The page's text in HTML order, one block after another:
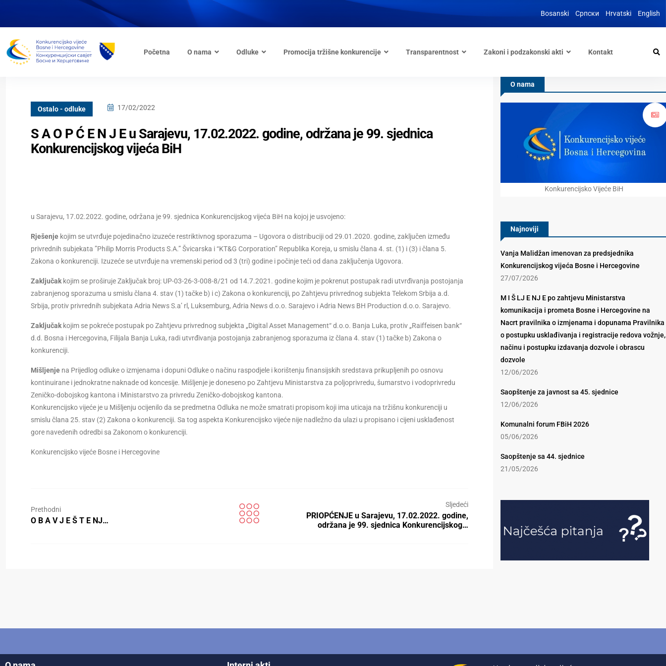
Bosanski Српски Hrvatski English
Početna O nama Odluke Promocija tržišne konkurencije Transparentnost Zakoni i podzakonski akti Kontakt
Ostalo - odluke 17/02/2022
S A O P Ć E N J E u Sarajevu, 17.02.2022. godine, održana je 99. sjednica
Konkurencijskog vijeća BiH
u Sarajevu, 17.02.2022. godine, održana je 99. sjednica Konkurencijskog vijeća BiH na kojoj je usvojeno:
Rješenje kojim se utvrđuje pojedinačno izuzeće restriktivnog sporazuma – Ugovora o distribuciji od 29.01.2020. godine, zaključen između
privrednih subjekata ”Philip Morris Products S.A.” Švicarska i “KT&G Corporation” Republika Koreja, u smislu člana 4. st. (1) i (3) i člana 5.
Zakona o konkurenciji. Izuzeće se utvrđuje na vremenski period od 3 (tri) godine i počinje teći od dana zaključenja Ugovora.
Zaključak kojim se proširuje Zaključak broj: UP-03-26-3-008-8/21 od 14.7.2021. godine kojim je pokrenut postupak radi utvrđivanja postojanja
zabranjenog sporazuma u smislu člana 4. stav (1) tačke b) i c) Zakona o konkurenciji, po Zahtjevu privrednog subjekta Telekom Srbija a.d.
Srbija, protiv privrednih subjekata Adria News S.a’ rl, Luksemburg, Adria News d.o.o. Sarajevo i Adria News BH Production d.o.o. Sarajevo.
Zaključak kojim se pokreće postupak po Zahtjevu privrednog subjekta „Digital Asset Management“ d.o.o. Banja Luka, protiv „Raiffeisen bank“
d.d. Bosna i Hercegovina, Filijala Banja Luka, radi utvrđivanja postojanja zabranjenog sporazuma iz člana 4. stav (1) tačke b) Zakona o
konkurenciji.
Mišljenje na Prijedlog odluke o izmjenama i dopuni Odluke o načinu raspodjele i korištenju finansijskih sredstava prikupljenih po osnovu
kontinuirane i jednokratne naknade od koncesije. Mišljenje je doneseno po Zahtjevu Ministarstva za poljoprivredu, šumarstvo i vodoprivredu
Zeničko-dobojskog kantona i Ministarstvo za privredu Zeničko-dobojskog kantona.
Konkurencijsko vijeće je u Mišljenju ocijenilo da se predmetna Odluka ne može smatrati propisom koji ima uticaja na tržišnu konkurenciji u
smislu člana 25. stav (2) Zakona o konkurenciji. Sa tog aspekta Konkurencijsko vijeće nije nadležno da ulazi u propisano i cijeni usklađenost
gore navedenih odredbi sa Zakonom o konkurenciji.
Konkurencijsko vijeće Bosne i Hercegovine
Prethodni
O B A V J E Š T E NJ…
Sljedeći
PRIOPĆENJE u Sarajevu, 17.02.2022. godine,
održana je 99. sjednica Konkurencijskog…
O nama
Konkurencijsko Vijeće BiH
Najnoviji
Vanja Malidžan imenovan za predsjednika
Konkurencijskog vijeća Bosne i Hercegovine
27/07/2026
M I Š LJ E NJ E po zahtjevu Ministarstva
komunikacija i prometa Bosne i Hercegovine na
Nacrt pravilnika o izmjenama i dopunama Pravilnika
o postupku usklađivanja i registracije redova vožnje,
načinu i postupku izdavanja dozvole i obrascu
dozvole
12/06/2026
Saopštenje za javnost sa 45. sjednice
12/06/2026
Komunalni forum FBiH 2026
05/06/2026
Saopštenje sa 44. sjednice
21/05/2026